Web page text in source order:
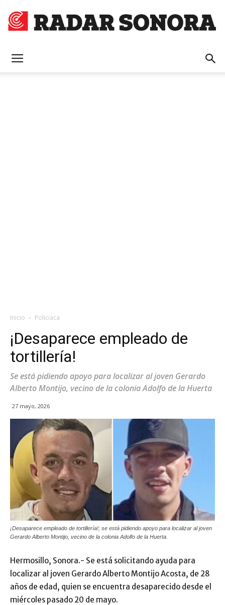
Inicio Policiaca
¡Desaparece empleado de
tortillería!
Se está pidiendo apoyo para localizar al joven Gerardo
Alberto Montijo, vecino de la colonia Adolfo de la Huerta
27 mayo, 2026
¡Desaparece empleado de tortillería!; se está pidiendo apoyo para localizar al joven
Gerardo Alberto Montijo, vecino de la colonia Adolfo de la Huerta.
Hermosillo, Sonora.- Se está solicitando ayuda para
localizar al joven Gerardo Alberto Montijo Acosta, de 28
años de edad, quien se encuentra desaparecido desde el
miércoles pasado 20 de mayo.